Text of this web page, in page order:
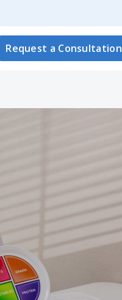
Request a Consultation